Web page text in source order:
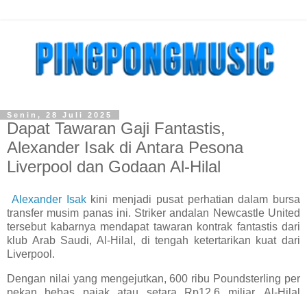
Senin, 28 Juli 2025
Dapat Tawaran Gaji Fantastis,
Alexander Isak di Antara Pesona
Liverpool dan Godaan Al-Hilal
Alexander Isakkini menjadi pusat perhatian dalam bursa
transfer musim panas ini. Striker andalan Newcastle United
tersebut kabarnya mendapat tawaran kontrak fantastis dari
klub Arab Saudi, Al-Hilal, di tengah ketertarikan kuat dari
Liverpool.
Dengan nilai yang mengejutkan, 600 ribu Poundsterling per